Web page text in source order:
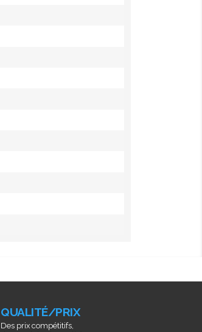
QUALITÉ/PRIX
Des prix compétitifs,